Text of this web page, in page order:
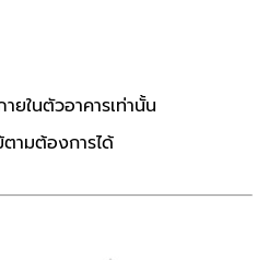
ยในตัวอาคารเท่านั้น
ามต้องการได้